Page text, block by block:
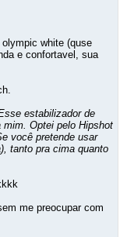
white (quse
e confortavel, sua
estabilizador de
Optei pelo Hipshot
você pretende usar
tanto pra cima quanto
me preocupar com